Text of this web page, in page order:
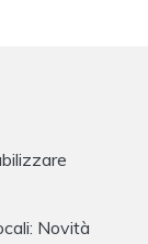
Novità